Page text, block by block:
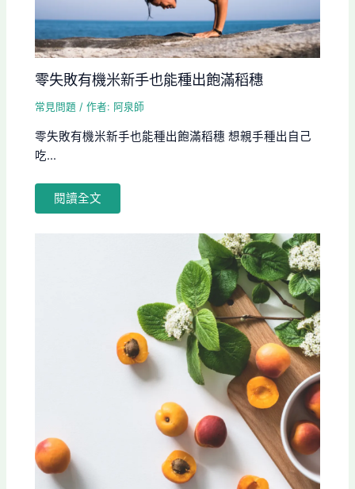
零失敗有機米新手也能種出飽滿稻穗
常見問題 / 作者: 阿泉師
零失敗有機米新手也能種出飽滿稻穗 想親手種出自己
吃...
閱讀全文